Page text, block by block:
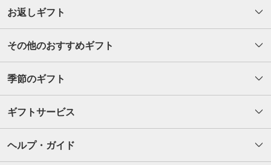
お返しギフト
その他のおすすめギフト
季節のギフト
ギフトサービス
ヘルプ・ガイド